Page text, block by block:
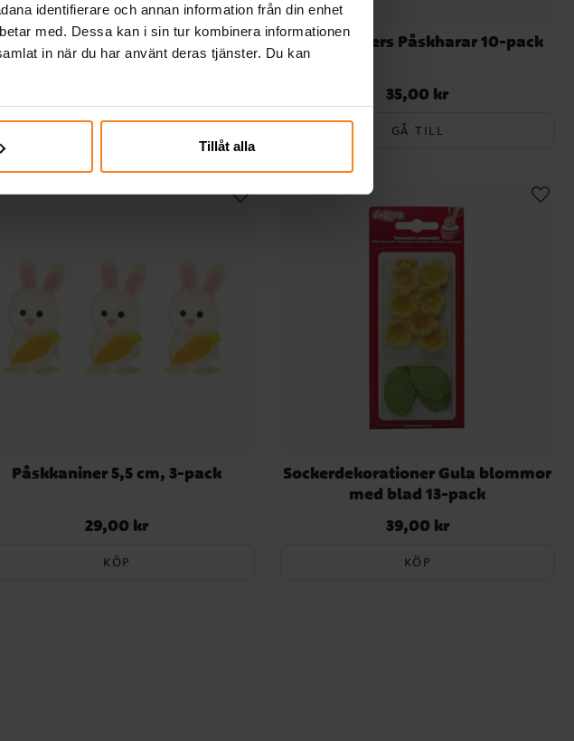
identifierare och annan information från din enhet
med. Dessa kan i sin tur kombinera informationen
in när du har använt deras tjänster. Du kan
Tillåt alla
- Mixade färger 18-
pack
Cake Toppers Påskharar 10-pack
Pris:35,00 kr
35,00 kr
GÅ TILL
Påskkaniner 5,5 cm, 3-pack
Pris:29,00 kr
29,00 kr
KÖP
Sockerdekorationer Gula blommor
med blad 13-pack
Pris:39,00 kr
39,00 kr
KÖP